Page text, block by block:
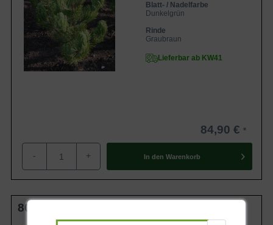
Blatt- / Nadelfarbe
Dunkelgrün
Rinde
Graubraun
Lieferbar ab KW41
84,90 €
- + In den Warenkorb
80-100 cm m. B.